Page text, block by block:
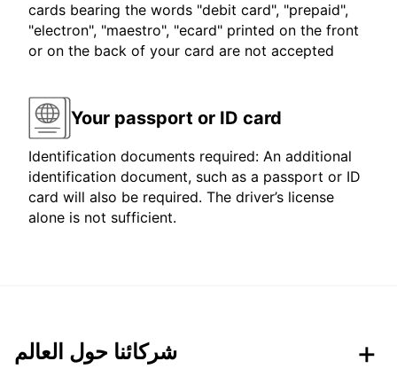
cards bearing the words "debit card", "prepaid",
"electron", "maestro", "ecard" printed on the front
or on the back of your card are not accepted
Your passport or ID card
Identification documents required: An additional
identification document, such as a passport or ID
card will also be required. The driver’s license
alone is not sufficient.
شركائنا حول العالم